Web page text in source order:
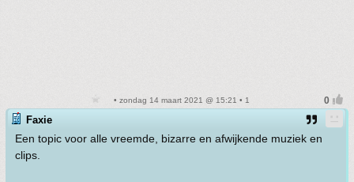
• zondag 14 maart 2021 @ 15:21 • 1
Faxie
Een topic voor alle vreemde, bizarre en afwijkende muziek en
clips.